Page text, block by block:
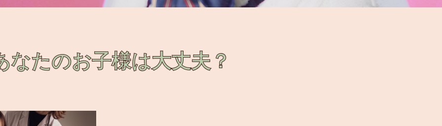
なたのお子様は大丈夫？